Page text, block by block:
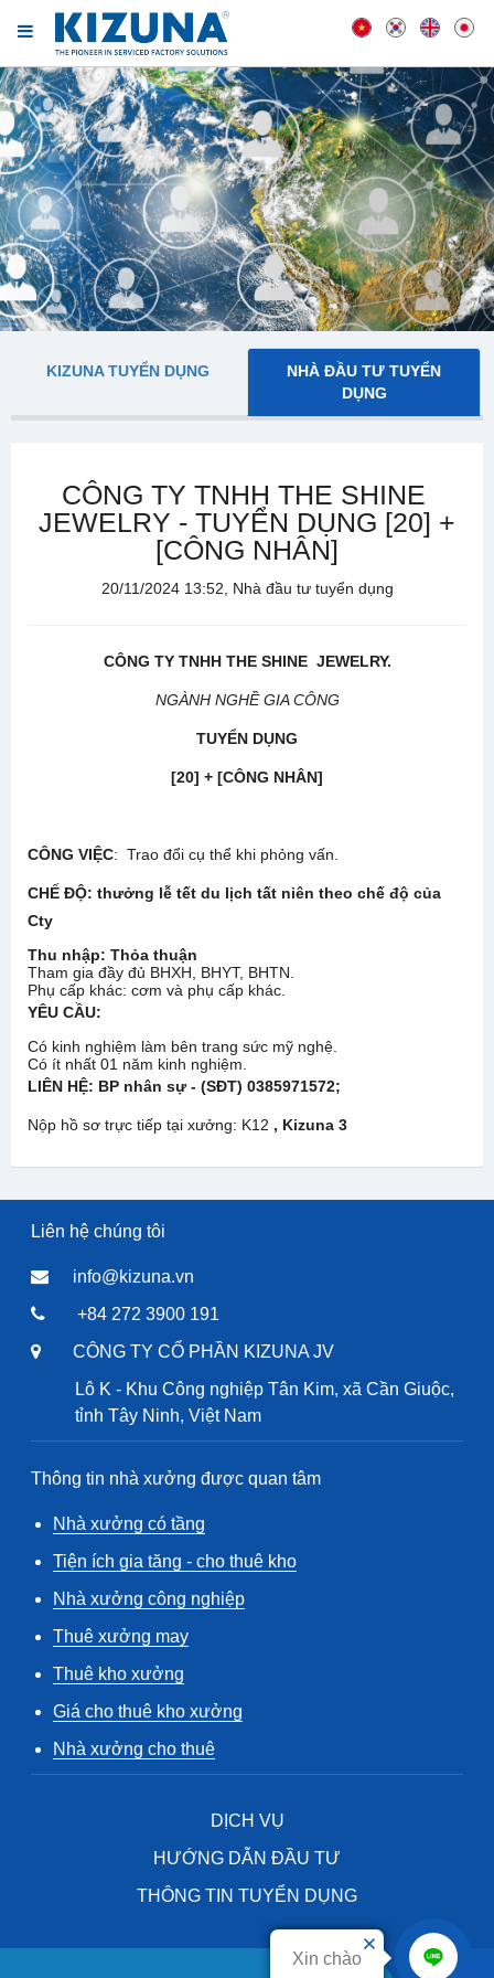
Xin chào
KIZUNA TUYỂN DỤNG
NHÀ ĐẦU TƯ TUYỂN
DỤNG
CÔNG TY TNHH THE SHINE
JEWELRY - TUYỂN DỤNG [20] +
[CÔNG NHÂN]
20/11/2024 13:52, Nhà đầu tư tuyển dụng
CÔNG TY TNHH THE SHINE JEWELRY.
NGÀNH NGHỀ GIA CÔNG
TUYỂN DỤNG
[20] + [CÔNG NHÂN]
CÔNG VIỆC: Trao đổi cụ thể khi phỏng vấn.
CHẾ ĐỘ: thưởng lễ tết du lịch tất niên theo chế độ của
Cty
Thu nhập: Thỏa thuận
Tham gia đầy đủ BHXH, BHYT, BHTN.
Phụ cấp khác: cơm và phụ cấp khác.
YÊU CẦU:
Có kinh nghiệm làm bên trang sức mỹ nghệ.
Có ít nhất 01 năm kinh nghiệm.
LIÊN HỆ: BP nhân sự - (SĐT) 0385971572;
Nộp hồ sơ trực tiếp tại xưởng: K12 , Kizuna 3
Liên hệ chúng tôi
info@kizuna.vn
+84 272 3900 191
CÔNG TY CỔ PHẦN KIZUNA JV
Lô K - Khu Công nghiệp Tân Kim, xã Cần Giuộc,
tỉnh Tây Ninh, Việt Nam
Thông tin nhà xưởng được quan tâm
Nhà xưởng có tầng
Tiện ích gia tăng - cho thuê kho
Nhà xưởng công nghiệp
Thuê xưởng may
Thuê kho xưởng
Giá cho thuê kho xưởng
Nhà xưởng cho thuê
DỊCH VỤ
HƯỚNG DẪN ĐẦU TƯ
THÔNG TIN TUYỂN DỤNG